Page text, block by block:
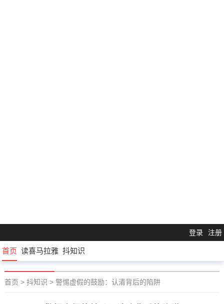
登录 注册
首页 读喜马拉雅 抖知识
首页 > 抖知识 > 警惕虚假的鼓励：认清背后的陷阱